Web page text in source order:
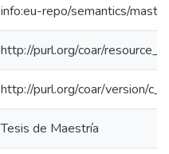
info:eu-repo/semantics/
http://purl.org/coar/
http://purl.org/coar/version/
Tesis de Maestría